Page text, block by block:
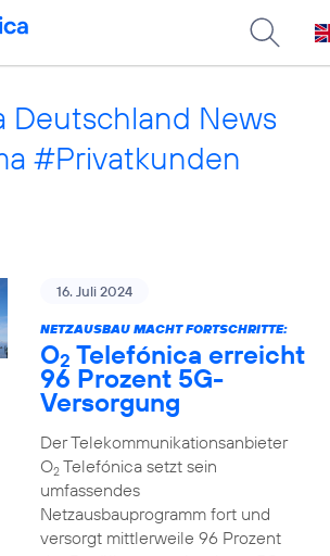
Deutschland News
#Privatkunden
16. Juli 2024
NETZAUSBAU MACHT FORTSCHRITTE:
O2 Telefónica erreicht
96 Prozent 5G-
Versorgung
Der Telekommunikationsanbieter
O2Telefónica setzt sein
umfassendes
Netzausbauprogramm fort und
versorgt mittlerweile 96 Prozent